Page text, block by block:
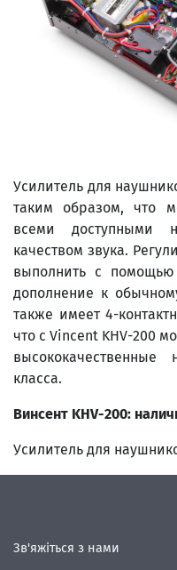
Усилитель для
таким образом, что
всеми доступными
качеством звука.
выполнить с
дополнение к
также имеет 4-
что с Vincent KHV-200
класса.
Винсент KHV-200:
Усилитель для
Зв'яжіться з нами